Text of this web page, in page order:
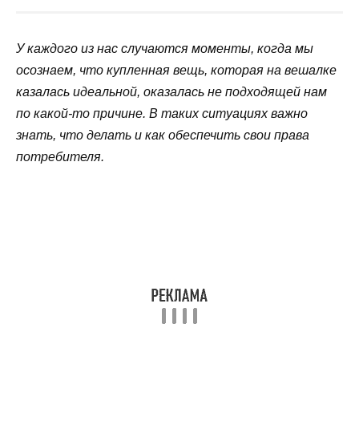
У каждого из нас случаются моменты, когда мы
осознаем, что купленная вещь, которая на вешалке
казалась идеальной, оказалась не подходящей нам
по какой-то причине. В таких ситуациях важно
знать, что делать и как обеспечить свои права
потребителя.